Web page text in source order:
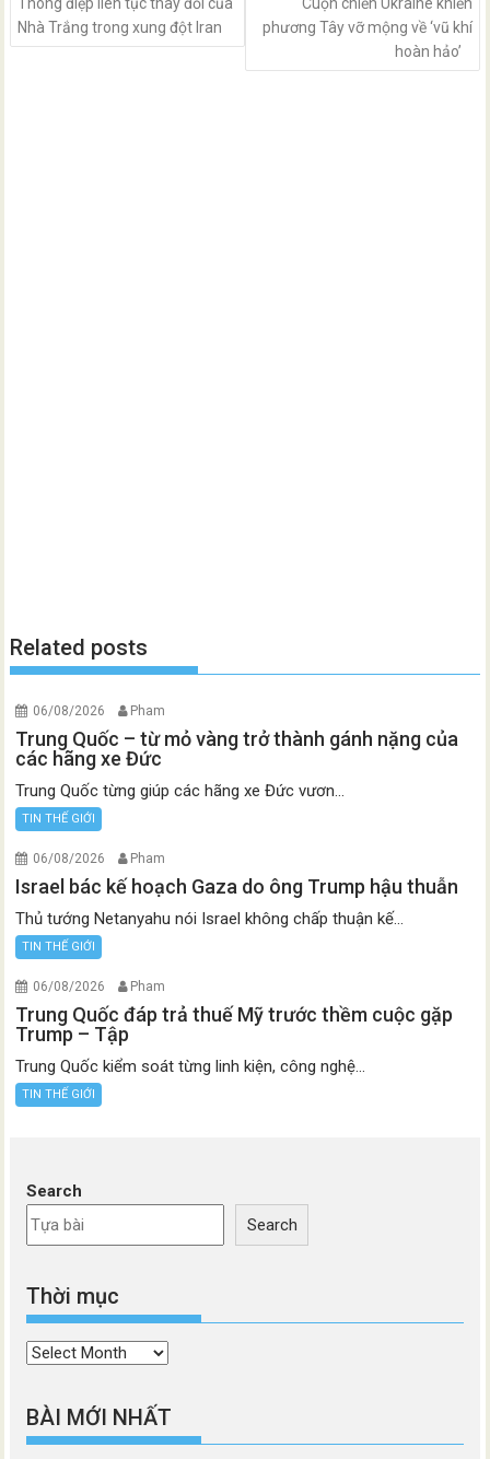
Nhà Trắng trong xung đột Iran
phương Tây vỡ mộng về ‘vũ khí
hoàn hảo’
Related posts
06/08/2026 Pham
Trung Quốc – từ mỏ vàng trở thành gánh nặng của
các hãng xe Đức
Trung Quốc từng giúp các hãng xe Đức vươn...
TIN THẾ GIỚI
06/08/2026 Pham
Israel bác kế hoạch Gaza do ông Trump hậu thuẫn
Thủ tướng Netanyahu nói Israel không chấp thuận kế...
TIN THẾ GIỚI
06/08/2026 Pham
Trung Quốc đáp trả thuế Mỹ trước thềm cuộc gặp
Trump – Tập
Trung Quốc kiểm soát từng linh kiện, công nghệ...
TIN THẾ GIỚI
Search
Search
Thời mục
Thời
BÀI MỚI NHẤT